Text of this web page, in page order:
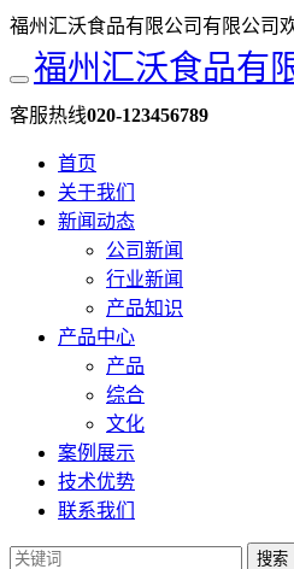
福州汇沃食品有限公司有限公司
福州汇沃食品有
客服热线020-123456789
首页
关于我们
新闻动态
公司新闻
行业新闻
产品知识
产品中心
产品
综合
文化
案例展示
技术优势
联系我们
搜索